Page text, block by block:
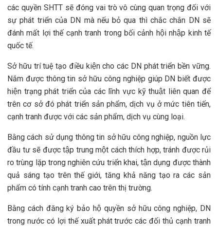
các quyền SHTT sẽ đóng vai trò vô cùng quan trọng đối với
sự phát triển của DN mà nếu bỏ qua thì chắc chắn DN sẽ
đánh mất lợi thế cạnh tranh trong bối cảnh hội nhập kinh tế
quốc tế.
Sở hữu trí tuệ tạo điều kiện cho các DN phát triển bền vững.
Nắm được thông tin sở hữu công nghiệp giúp DN biết được
hiện trạng phát triển của các lĩnh vực kỹ thuật liên quan để
trên cơ sở đó phát triển sản phẩm, dịch vụ ở mức tiên tiến,
cạnh tranh được với các sản phẩm, dịch vụ cùng loại.
Bằng cách sử dụng thông tin sở hữu công nghiệp, nguồn lực
đầu tư sẽ được tập trung một cách thích hợp, tránh được rủi
ro trùng lặp trong nghiên cứu triển khai, tận dụng được thành
quả sáng tạo trên thế giới, tăng khả năng tạo ra các sản
phẩm có tính cạnh tranh cao trên thị trường.
Bằng cách đăng ký bảo hộ quyền sở hữu công nghiệp, DN
trong nước có lợi thế xuất phát trước các đối thủ cạnh tranh